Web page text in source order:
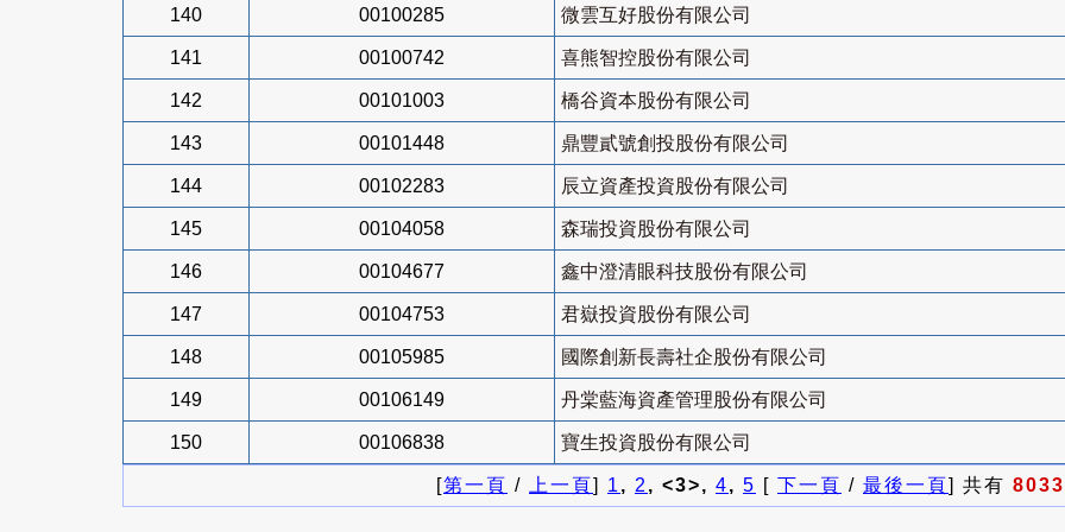
140 00100285 微雲互好股份有限公司
141 00100742 喜熊智控股份有限公司
142 00101003 橋谷資本股份有限公司
143 00101448 鼎豐貳號創投股份有限公司
144 00102283 辰立資產投資股份有限公司
145 00104058 森瑞投資股份有限公司
146 00104677 鑫中澄清眼科技股份有限公司
147 00104753 君嶽投資股份有限公司
148 00105985 國際創新長壽社企股份有限公司
149 00106149 丹棠藍海資產管理股份有限公司
150 00106838 寶生投資股份有限公司
[第一頁 / 上一頁] 1, 2, <3>, 4, 5 [ 下一頁 / 最後一頁] 共有 8033